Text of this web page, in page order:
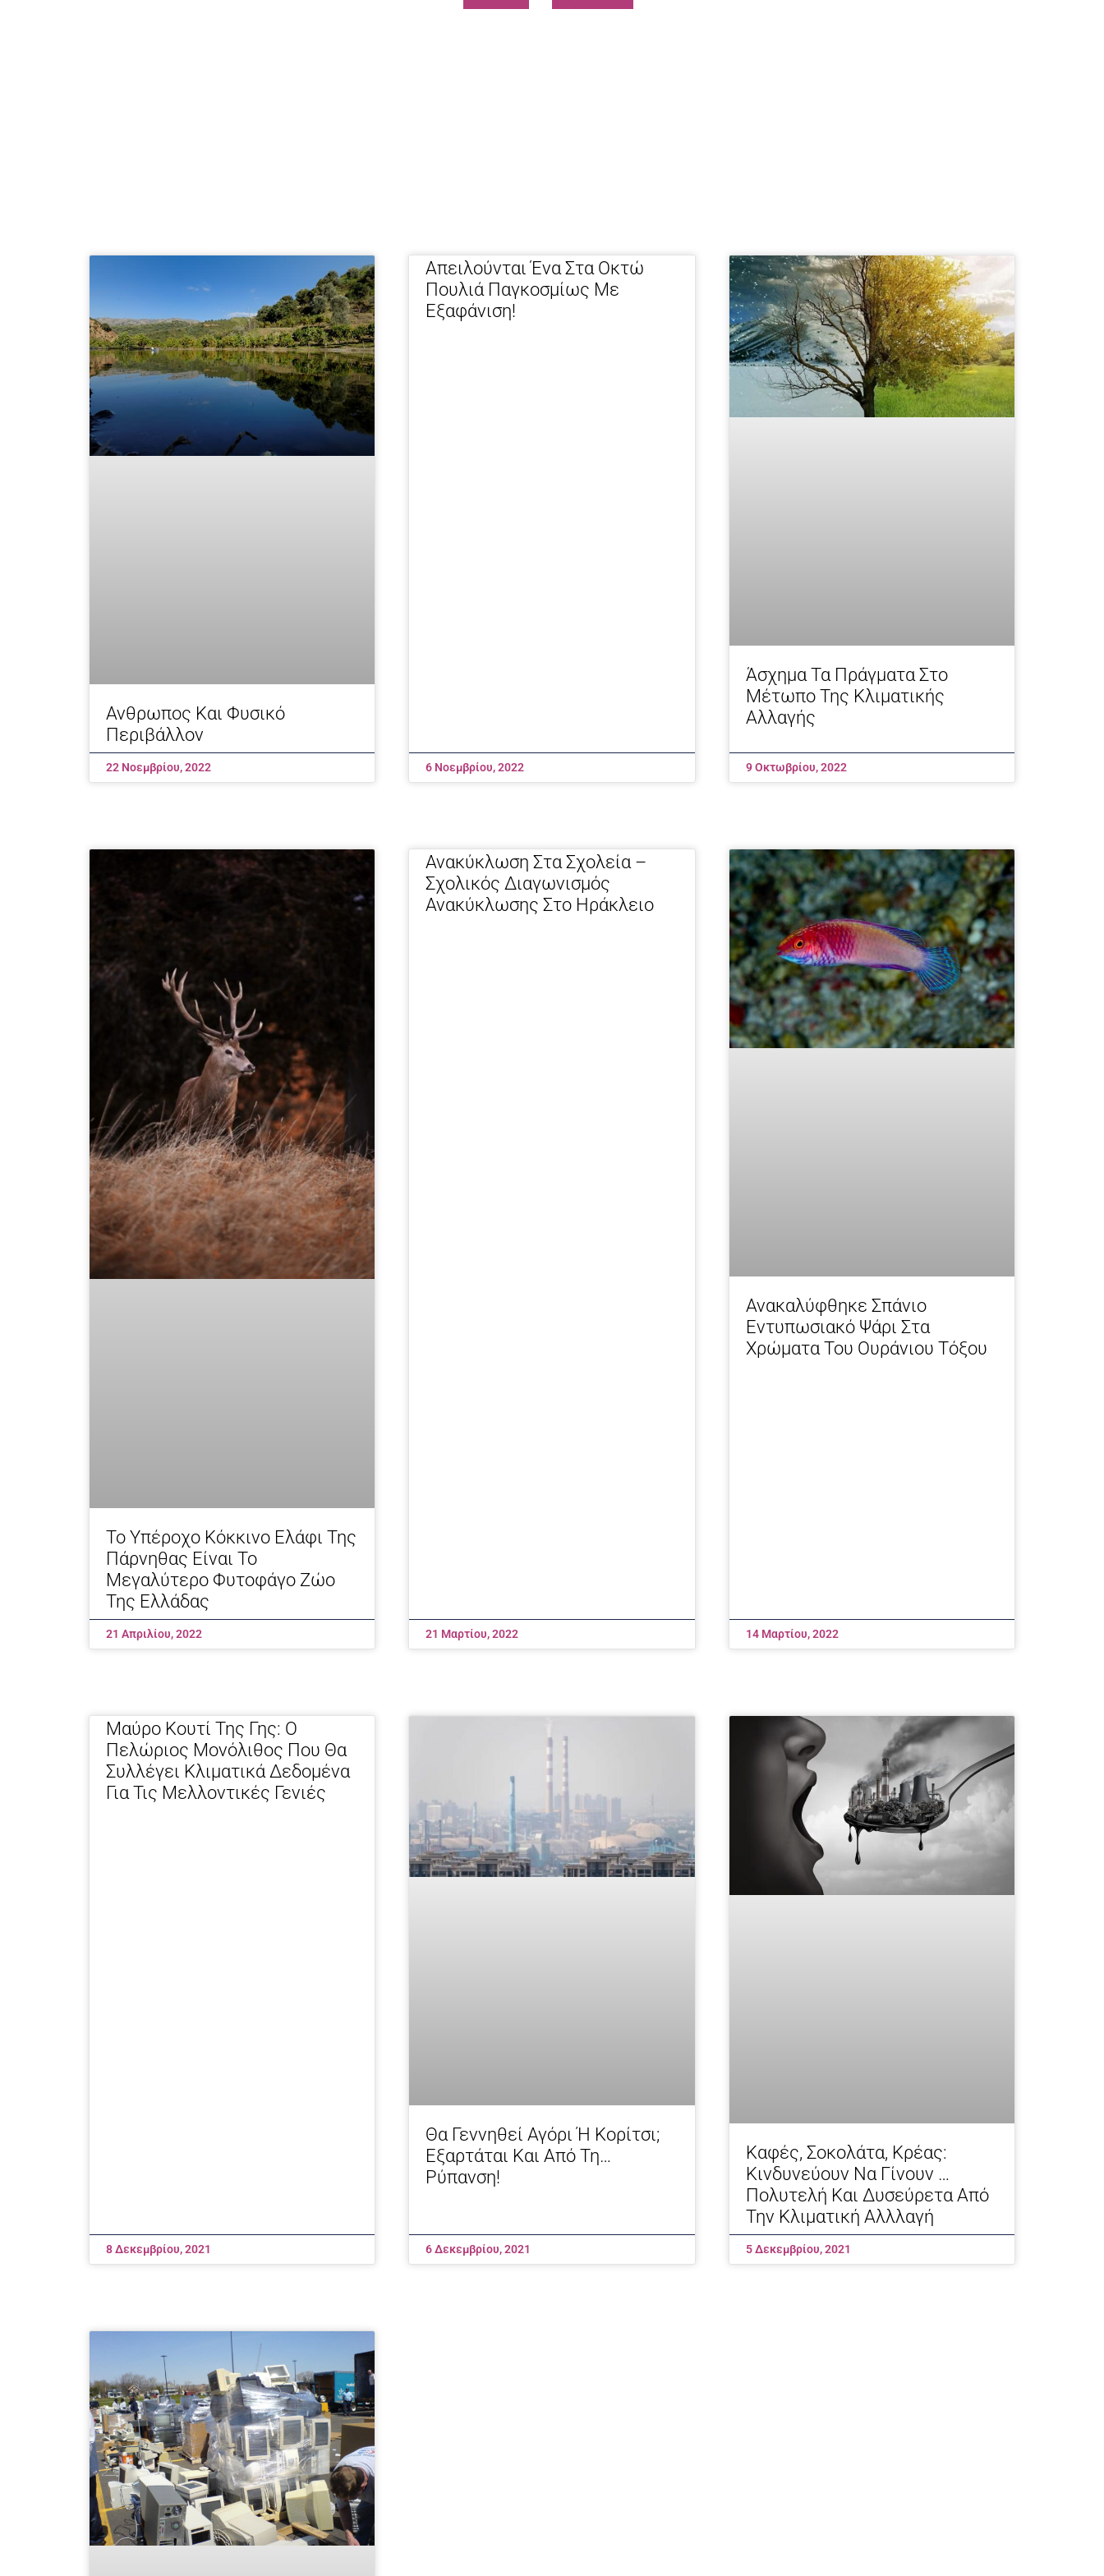
Ανθρωπος Και Φυσικό
Περιβάλλον
22 Νοεμβρίου, 2022
Απειλούνται Ένα Στα Οκτώ
Πουλιά Παγκοσμίως Με
Εξαφάνιση!
6 Νοεμβρίου, 2022
Άσχημα Τα Πράγματα Στο
Μέτωπο Της Κλιματικής
Αλλαγής
9 Οκτωβρίου, 2022
Το Υπέροχο Κόκκινο Ελάφι Της
Πάρνηθας Είναι Το
Μεγαλύτερο Φυτοφάγο Ζώο
Της Ελλάδας
21 Απριλίου, 2022
Ανακύκλωση Στα Σχολεία –
Σχολικός Διαγωνισμός
Ανακύκλωσης Στο Ηράκλειο
21 Μαρτίου, 2022
Ανακαλύφθηκε Σπάνιο
Εντυπωσιακό Ψάρι Στα
Χρώματα Του Ουράνιου Τόξου
14 Μαρτίου, 2022
Μαύρο Κουτί Της Γης: Ο
Πελώριος Μονόλιθος Που Θα
Συλλέγει Κλιματικά Δεδομένα
Για Τις Μελλοντικές Γενιές
8 Δεκεμβρίου, 2021
Θα Γεννηθεί Αγόρι Ή Κορίτσι;
Εξαρτάται Και Από Τη…
Ρύπανση!
6 Δεκεμβρίου, 2021
Kαφές, Σοκολάτα, Κρέας:
Κινδυνεύουν Να Γίνουν …
Πολυτελή Και Δυσεύρετα Από
Την Κλιματική Αλλλαγή
5 Δεκεμβρίου, 2021
PagePage